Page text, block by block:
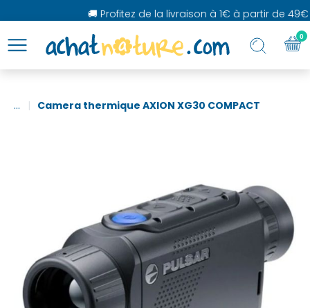
🚚 Profitez de la livraison à 1€ à partir de 49€
... Camera thermique AXION XG30 COMPACT
0